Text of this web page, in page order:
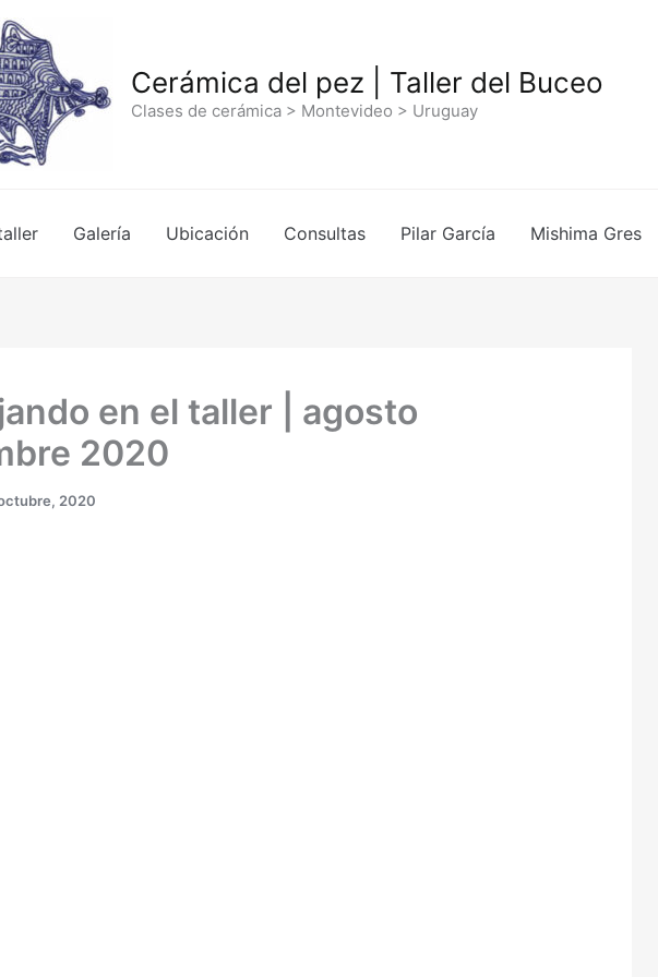
Cerámica del pez | Taller del Buceo
Clases de cerámica > Montevideo > Uruguay
Galería Ubicación Consultas Pilar García Mishima Gres
en el taller | agosto
2020
2020